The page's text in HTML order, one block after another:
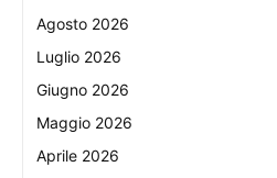
Agosto 2026
Luglio 2026
Giugno 2026
Maggio 2026
Aprile 2026